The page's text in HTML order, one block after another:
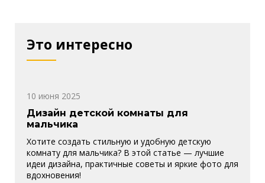
Это интересно
10 июня 2025
Дизайн детской комнаты для
мальчика
Хотите создать стильную и удобную детскую
комнату для мальчика? В этой статье — лучшие
идеи дизайна, практичные советы и яркие фото для
вдохновения!